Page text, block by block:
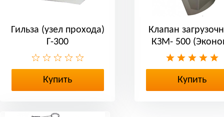
Гильза (узел прохода)
Г-300
Купить
Клапан
КЗМ- 500
Купить